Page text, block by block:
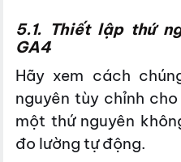
5.1. Thiết lập thứ
GA4
Hãy xem cách
nguyên tùy chỉnh
một thứ nguyên
đo lường tự động.